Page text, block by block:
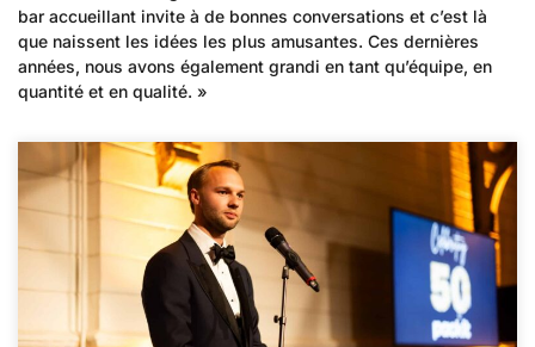
bar accueillant invite à de bonnes conversations et c’est là
que naissent les idées les plus amusantes. Ces dernières
années, nous avons également grandi en tant qu’équipe, en
quantité et en qualité. »